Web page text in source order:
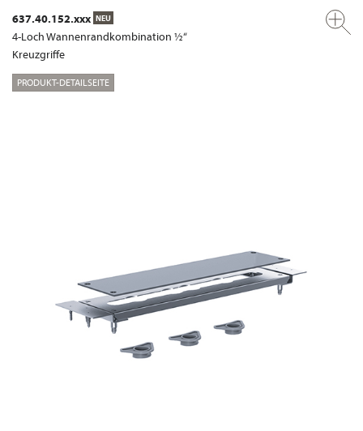
637.40.152.xxx NEU
4-Loch Wannenrandkombination ½“
Kreuzgriffe
PRODUKT-DETAILSEITE